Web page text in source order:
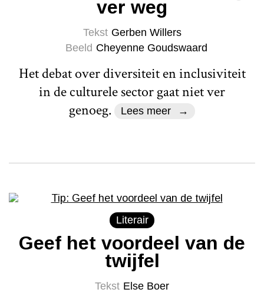
ver weg
Tekst Gerben Willers
Beeld Cheyenne Goudswaard
Het debat over diversiteit en inclusiviteit
in de culturele sector gaat niet ver
genoeg.
Lees meer
Literair
Geef het voordeel van de
twijfel
Tekst Else Boer